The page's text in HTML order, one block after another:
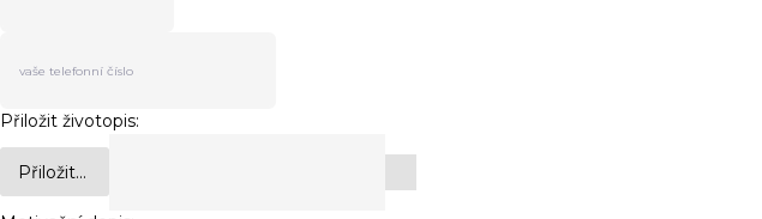
Přiložit životopis:
Přiložit...